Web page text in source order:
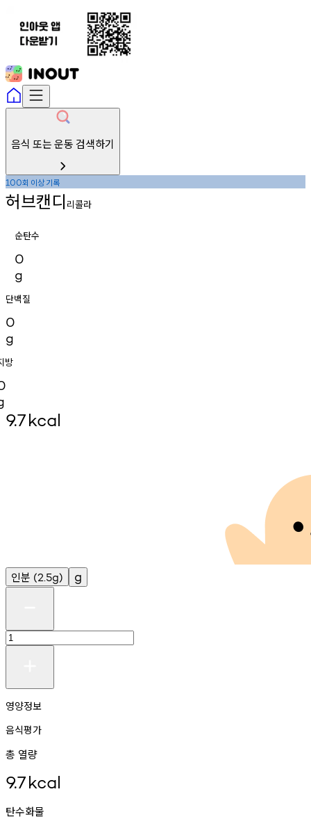
음식 또는 운동 검색하기
100회 이상기록
허브캔디 리콜라
순탄수
0
g
단백질
0
g
방
9.7kcal
인분 (2.5g) g
영양정보
음식평가
총 열량
9.7kcal
탄수화물